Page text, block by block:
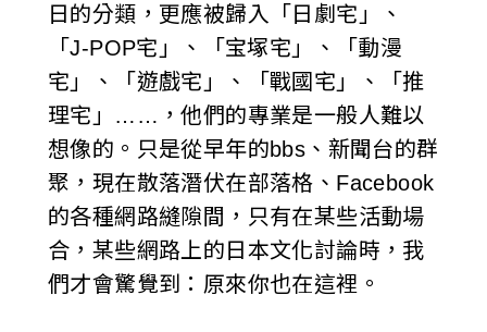
日的分類，更應被歸入「日劇宅」、
「J-POP宅」、「宝塚宅」、「動漫
宅」、「遊戲宅」、「戰國宅」、「推
理宅」……，他們的專業是一般人難以
想像的。只是從早年的bbs、新聞台的群
聚，現在散落潛伏在部落格、Facebook
的各種網路縫隙間，只有在某些活動場
合，某些網路上的日本文化討論時，我
們才會驚覺到：原來你也在這裡。